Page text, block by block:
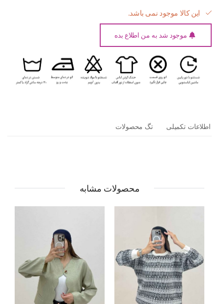
این کالا موجود نمی باشد.
موجود شد به من اطلاع بده
اطلاعات تکمیلی تگ محصولات
محصولات مشابه